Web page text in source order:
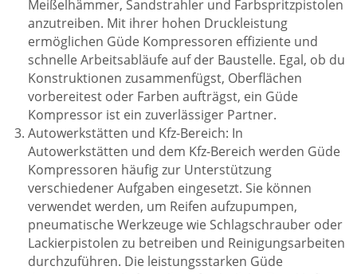
Meißelhämmer, Sandstrahler und Farbspritzpistolen
anzutreiben. Mit ihrer hohen Druckleistung
ermöglichen Güde Kompressoren effiziente und
schnelle Arbeitsabläufe auf der Baustelle. Egal, ob du
Konstruktionen zusammenfügst, Oberflächen
vorbereitest oder Farben aufträgst, ein Güde
Kompressor ist ein zuverlässiger Partner.
Autowerkstätten und Kfz-Bereich: In
Autowerkstätten und dem Kfz-Bereich werden Güde
Kompressoren häufig zur Unterstützung
verschiedener Aufgaben eingesetzt. Sie können
verwendet werden, um Reifen aufzupumpen,
pneumatische Werkzeuge wie Schlagschrauber oder
Lackierpistolen zu betreiben und Reinigungsarbeiten
durchzuführen. Die leistungsstarken Güde